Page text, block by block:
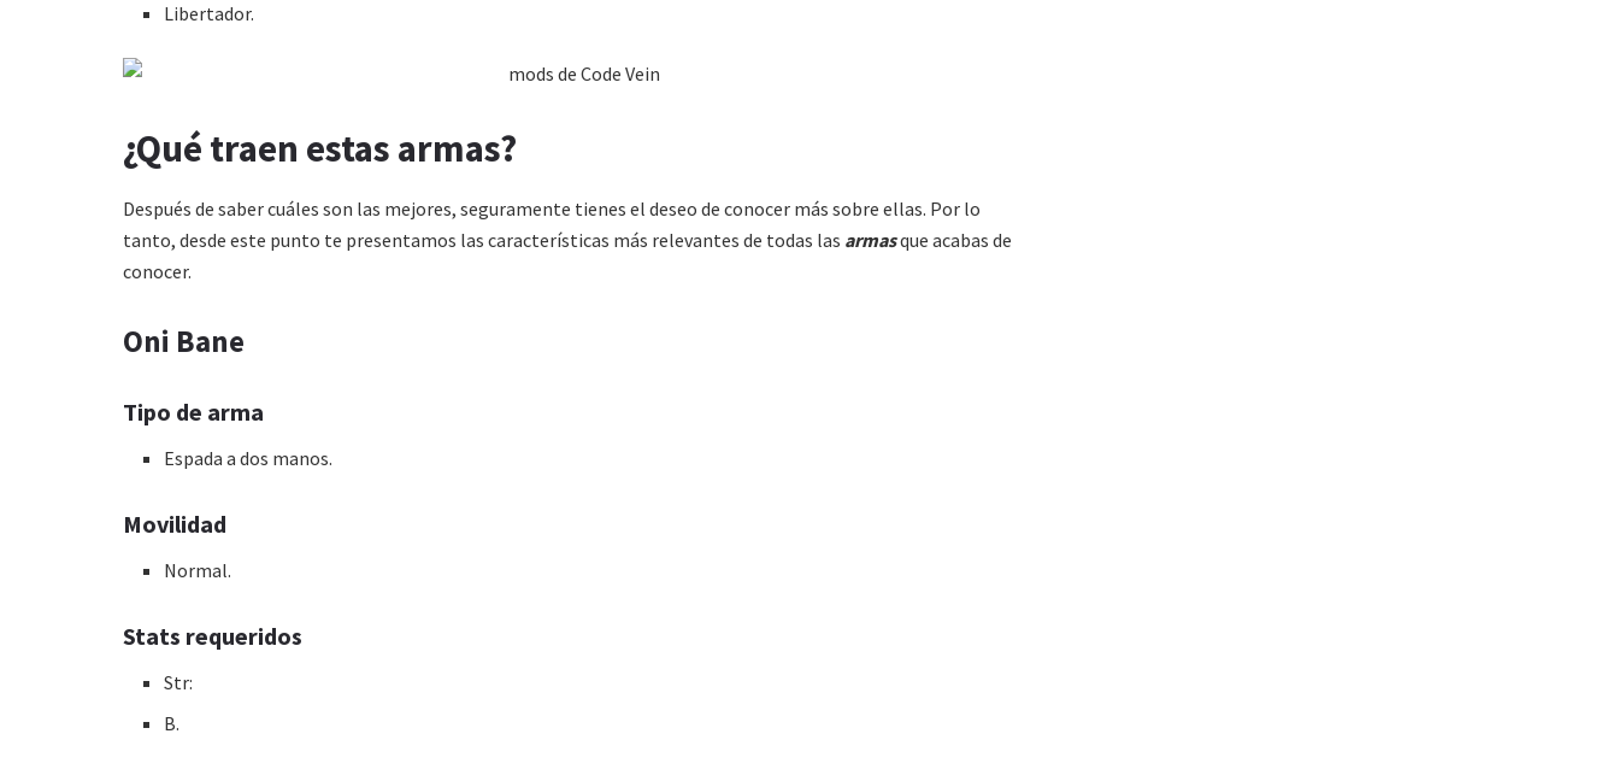
Libertador.
¿Qué traen estas armas?
Después de saber cuáles son las mejores, seguramente tienes el deseo de conocer más sobre ellas. Por lo
tanto, desde este punto te presentamos las características más relevantes de todas las armasque acabas de
conocer.
Oni Bane
Tipo de arma
Espada a dos manos.
Movilidad
Normal.
Stats requeridos
Str:
B.